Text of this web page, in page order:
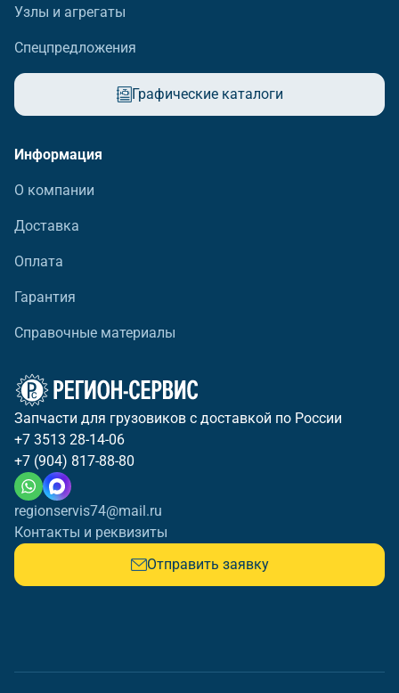
Узлы и агрегаты
Спецпредложения
Графические каталоги
Информация
О компании
Доставка
Оплата
Гарантия
Справочные материалы
Запчасти для грузовиков с доставкой по России
+7 3513 28-14-06
+7 (904) 817-88-80
regionservis74@mail.ru
Контакты и реквизиты
Отправить заявку